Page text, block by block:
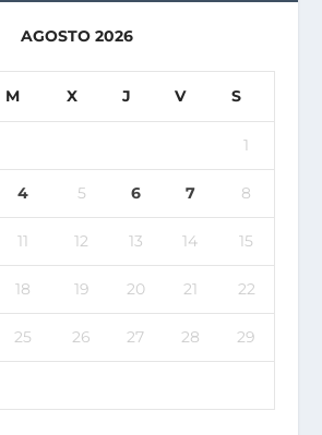
AGOSTO 2026
M X J V S
1
4 5 6 7 8
11 12 13 14 15
18 19 20 21 22
25 26 27 28 29